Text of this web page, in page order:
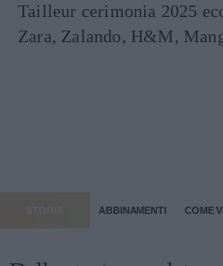
Tailleur cerimonia 2025
Zara, Zalando, H&M,
STORIA ABBINAMENTI COME